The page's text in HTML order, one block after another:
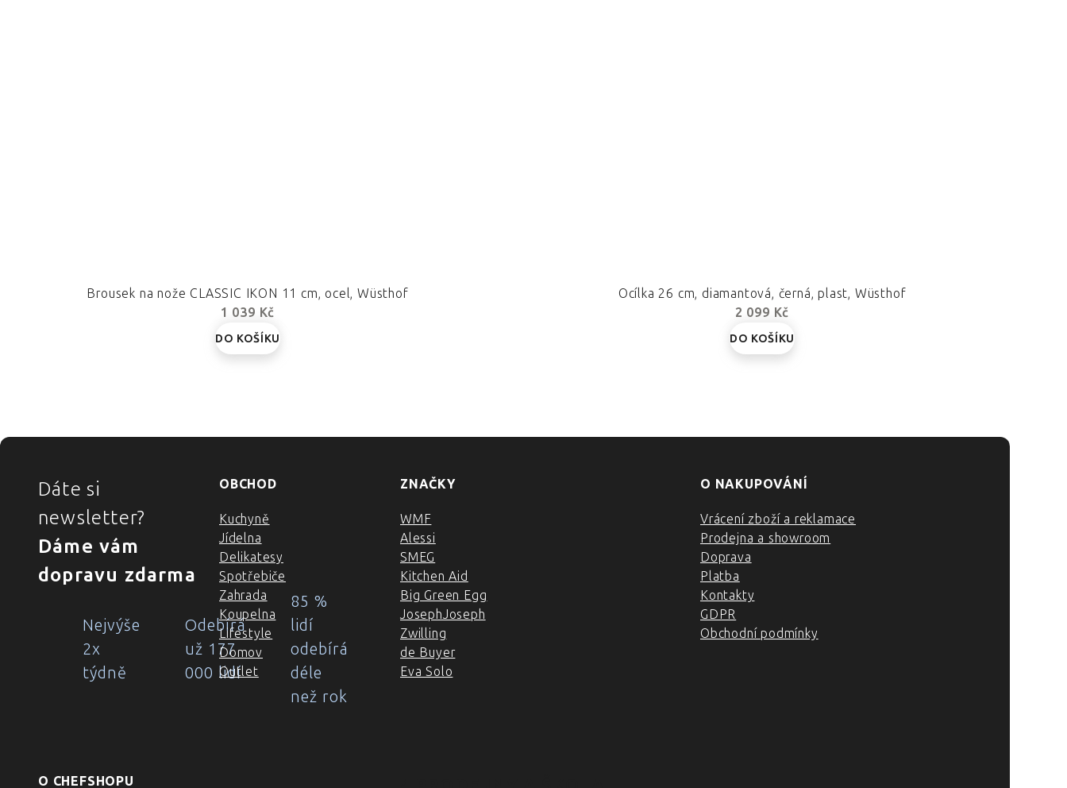
Brousek na nože CLASSIC IKON 11 cm, ocel, Wüsthof
1 039 Kč
DO KOŠÍKU
Ocílka 26 cm, diamantová, černá, plast, Wüsthof
2 099 Kč
DO KOŠÍKU
ZÁPATÍ
Dáte si
newsletter?
Dáme vám
dopravu zdarma
Nejvýše
2x
týdně
Odebírá
už 177
000 lidí
85 %
lidí
odebírá
déle
než rok
OBCHOD
Kuchyně
Jídelna
Delikatesy
Spotřebiče
Zahrada
Koupelna
Lifestyle
Domov
Outlet
ZNAČKY
WMF
Alessi
SMEG
Kitchen Aid
Big Green Egg
JosephJoseph
Zwilling
de Buyer
Eva Solo
O NAKUPOVÁNÍ
Vrácení zboží a reklamace
Prodejna a showroom
Doprava
Platba
Kontakty
GDPR
Obchodní podmínky
O CHEFSHOPU